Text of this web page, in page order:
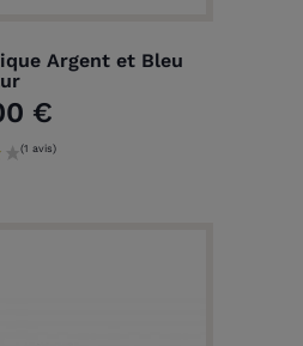
Argent et Bleu
€